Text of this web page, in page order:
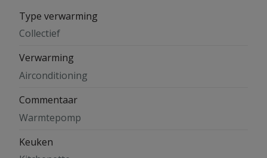
Type verwarming
Collectief
Verwarming
Airconditioning
Commentaar
Warmtepomp
Keuken